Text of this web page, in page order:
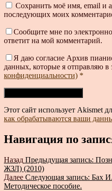
Сохранить моё имя, email и
последующих моих
Сообщите мне по
ответит на мой комментарий.
Я даю согласие Архив
данных, которые я отправляю в
конфиденциальности) *
Этот сайт использует Akismet
как обрабатываются ваши
Навигация по
Назад Предыдущая запись:
ЖЗЛ) (2010)
Далее Следующая запись: Бах
Методическое пособие.